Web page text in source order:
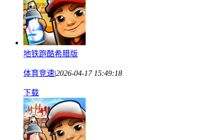
地铁跑酷希腊版
体育竞速|2026-04-17 15:49:18
下载